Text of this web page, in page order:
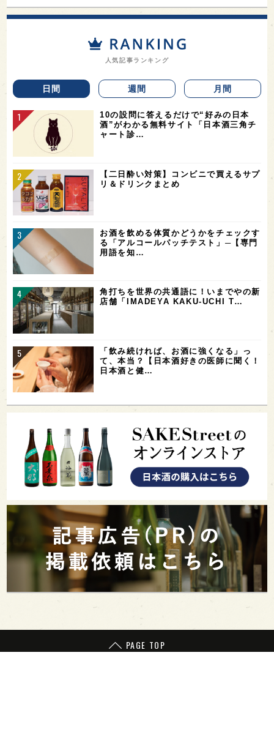
人気記事ランキング
日間 週間 月間
10の設問に答えるだけで“好みの日本
酒”がわかる無料サイト「日本酒三角チ
ャート診…
【二日酔い対策】コンビニで買えるサプ
リ＆ドリンクまとめ
お酒を飲める体質かどうかをチェックす
る「アルコールパッチテスト」─【専門
用語を知…
角打ちを世界の共通語に！いまでやの新
店舗「IMADEYA KAKU-UCHI T…
「飲み続ければ、お酒に強くなる」っ
て、本当？【日本酒好きの医師に聞く！
日本酒と健…
PAGE TOP